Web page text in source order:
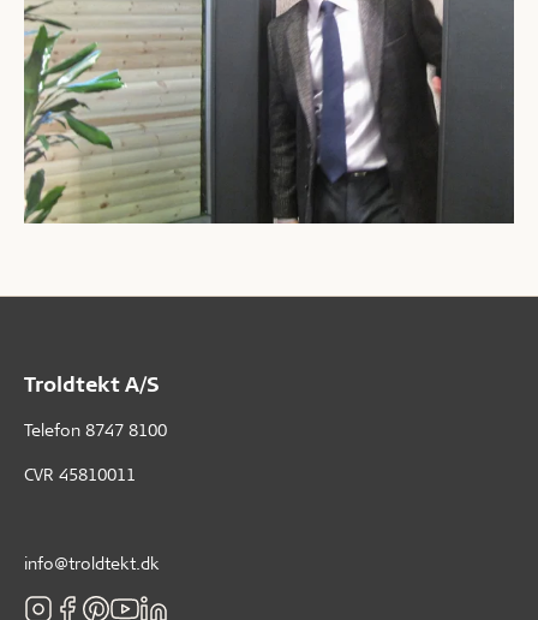
Troldtekt A/S
Telefon 8747 8100
CVR 45810011
info@troldtekt.dk